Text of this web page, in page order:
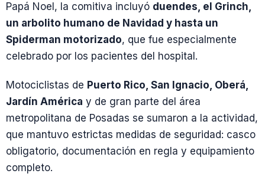
Papá Noel, la comitiva incluyó duendes, el Grinch,
un arbolito humano de Navidad y hasta un
Spiderman motorizado, que fue especialmente
celebrado por los pacientes del hospital.
Motociclistas de Puerto Rico, San Ignacio, Oberá,
Jardín América y de gran parte del área
metropolitana de Posadas se sumaron a la actividad,
que mantuvo estrictas medidas de seguridad: casco
obligatorio, documentación en regla y equipamiento
completo.